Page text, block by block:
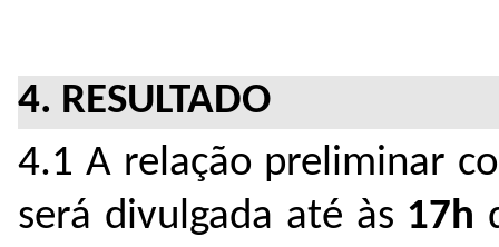
4. RESULTADO
4.1 A relação preliminar
será divulgada até às 17h